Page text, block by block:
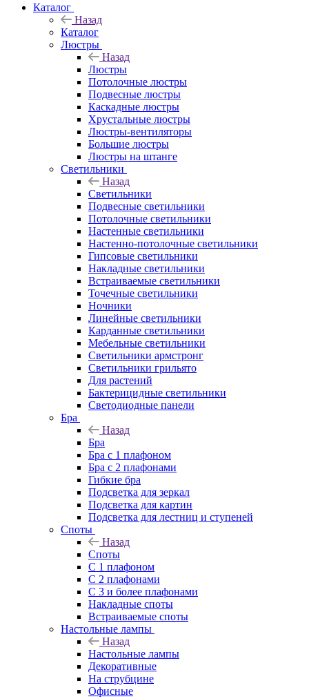
Каталог
Назад
Каталог
Люстры
Назад
Люстры
Потолочные люстры
Подвесные люстры
Каскадные люстры
Хрустальные люстры
Люстры-вентиляторы
Большие люстры
Люстры на штанге
Светильники
Назад
Светильники
Подвесные светильники
Потолочные светильники
Настенные светильники
Настенно-потолочные светильники
Гипсовые светильники
Накладные светильники
Встраиваемые светильники
Точечные светильники
Ночники
Линейные светильники
Карданные светильники
Мебельные светильники
Светильники армстронг
Светильники грильято
Для растений
Бактерицидные светильники
Светодиодные панели
Бра
Назад
Бра
Бра с 1 плафоном
Бра с 2 плафонами
Гибкие бра
Подсветка для зеркал
Подсветка для картин
Подсветка для лестниц и ступеней
Споты
Назад
Споты
С 1 плафоном
С 2 плафонами
С 3 и более плафонами
Накладные споты
Встраиваемые споты
Настольные лампы
Назад
Настольные лампы
Декоративные
На струбцине
Офисные